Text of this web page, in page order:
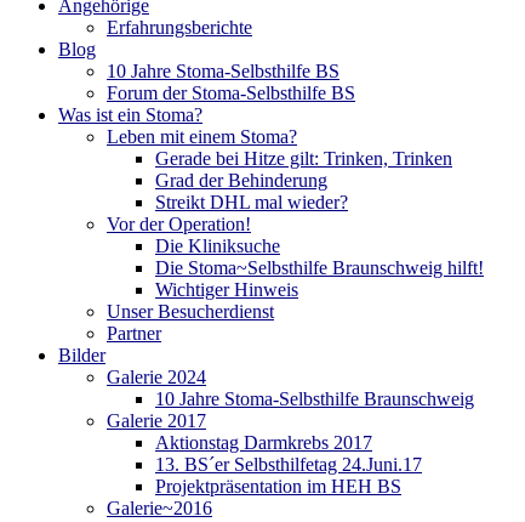
Angehörige
Erfahrungsberichte
Blog
10 Jahre Stoma-Selbsthilfe BS
Forum der Stoma-Selbsthilfe BS
Was ist ein Stoma?
Leben mit einem Stoma?
Gerade bei Hitze gilt: Trinken, Trinken
Grad der Behinderung
Streikt DHL mal wieder?
Vor der Operation!
Die Kliniksuche
Die Stoma~Selbsthilfe Braunschweig hilft!
Wichtiger Hinweis
Unser Besucherdienst
Partner
Bilder
Galerie 2024
10 Jahre Stoma-Selbsthilfe Braunschweig
Galerie 2017
Aktionstag Darmkrebs 2017
13. BS´er Selbsthilfetag 24.Juni.17
Projektpräsentation im HEH BS
Galerie~2016